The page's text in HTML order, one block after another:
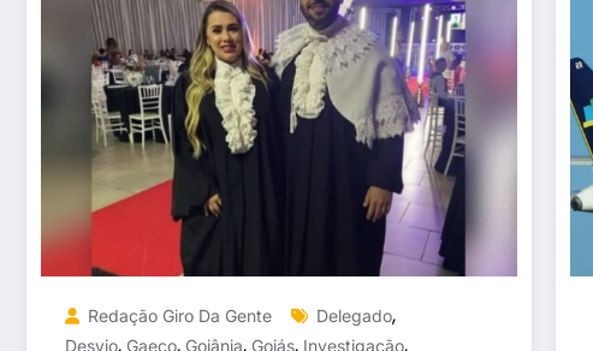
Redação Giro Da Gente Delegado,
Desvio Gaeco Goiânia Goiás Investigação